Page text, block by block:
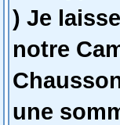
) Je
notre
une